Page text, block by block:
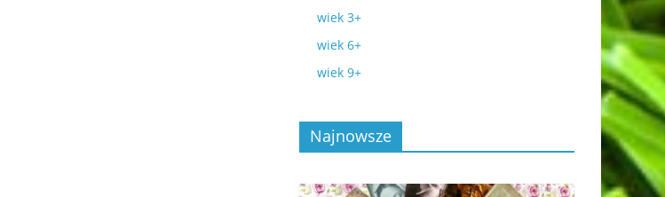
wiek 3+
wiek 6+
wiek 9+
Najnowsze